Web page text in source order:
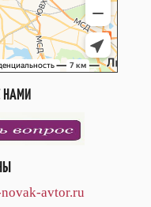
НАМИ
avtor.ru